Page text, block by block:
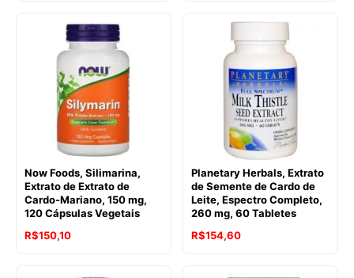
Now Foods, Silimarina,
Extrato de Extrato de
Cardo-Mariano, 150 mg,
120 Cápsulas Vegetais
R$150,10
Planetary Herbals, Extrato
de Semente de Cardo de
Leite, Espectro Completo,
260 mg, 60 Tabletes
R$154,60